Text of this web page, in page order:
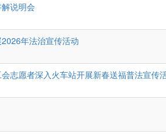
说明会
年法治宣传活动
志愿者深入火车站开展新春送福普法宣传